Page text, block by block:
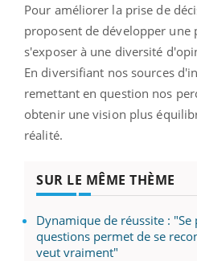
Pour améliorer la prise de
proposent de développer une
s'exposer à une diversité
En diversifiant nos sources
remettant en question nos
obtenir une vision plus
réalité.
SUR LE MÊME THÈME
Dynamique de réussite : "Se
questions permet de se
veut vraiment"